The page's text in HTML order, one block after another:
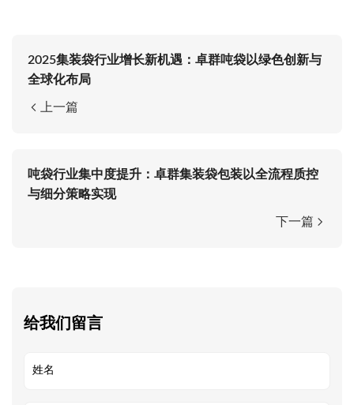
2025集装袋行业增长新机遇：卓群吨袋以绿色创新与
全球化布局
上一篇
吨袋行业集中度提升：卓群集装袋包装以全流程质控
与细分策略实现
下一篇
给我们留言